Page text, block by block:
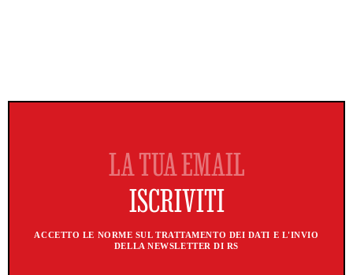
ACCETTO LE NORME SUL TRATTAMENTO DEI DATI E L'INVIO
DELLA NEWSLETTER DI RS